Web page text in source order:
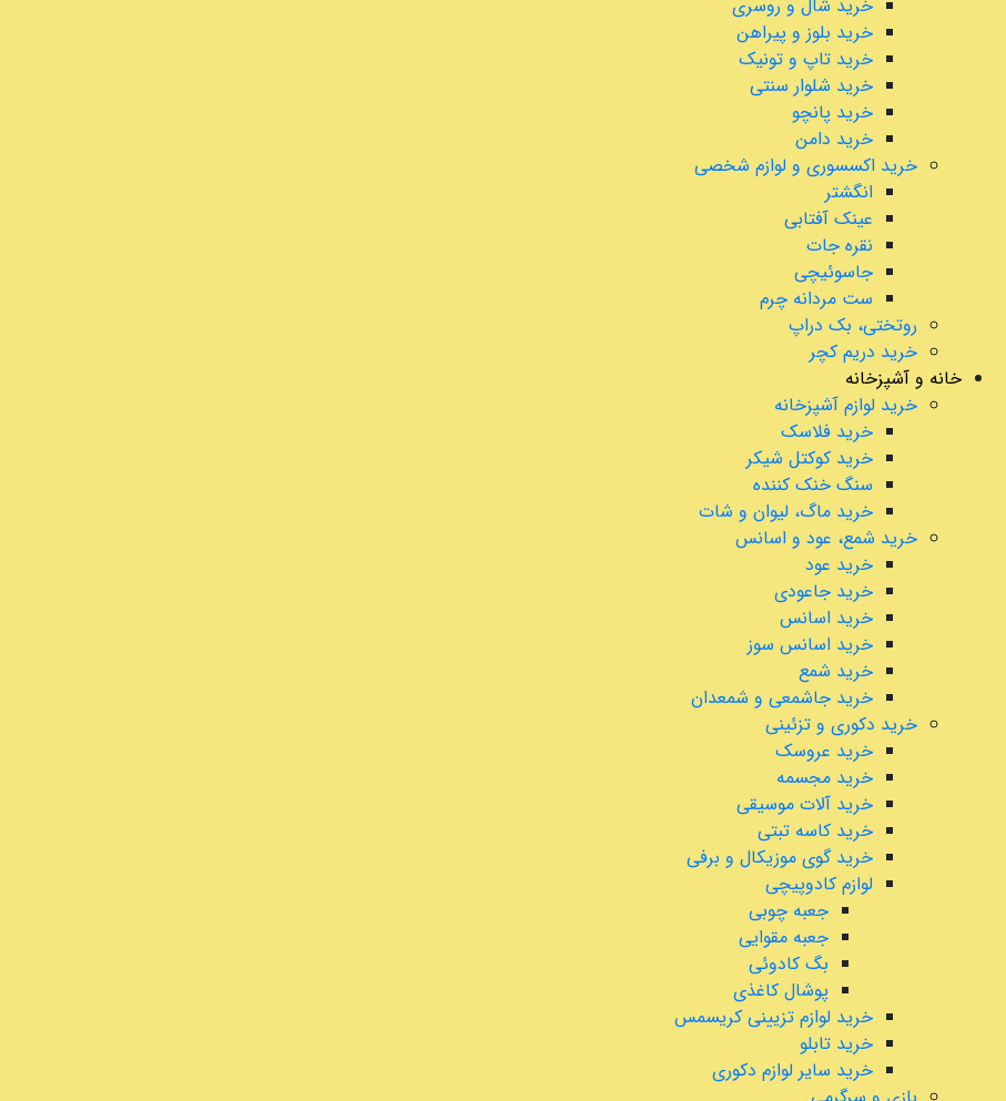
خرید شال و روسری
خرید بلوز و پیراهن
خرید تاپ و تونیک
خرید شلوار سنتی
خرید پانچو
خرید دامن
خرید اکسسوری و لوازم شخصی
انگشتر
عینک آفتابی
نقره جات
جاسوئیچی
ست مردانه چرم
روتختی، بک دراپ
خرید دریم کچر
خانه و آشپزخانه
خرید لوازم آشپزخانه
خرید فلاسک
خرید کوکتل شیکر
سنگ خنک کننده
خرید ماگ، لیوان و شات
خرید شمع، عود و اسانس
خرید عود
خرید جاعودی
خرید اسانس
خرید اسانس سوز
خرید شمع
خرید جاشمعی و شمعدان
خرید دکوری و تزئینی
خرید عروسک
خرید مجسمه
خرید آلات موسیقی
خرید کاسه تبتی
خرید گوی موزیکال و برفی
لوازم کادوپیچی
جعبه چوبی
جعبه مقوایی
بگ کادوئی
پوشال کاغذی
خرید لوازم تزیینی کریسمس
خرید تابلو
خرید سایر لوازم دکوری